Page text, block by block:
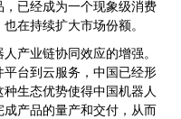
已经成为一个现象级消费
在持续扩大市场份额。
产业链协同效应的增强。
台到云服务，中国已经形
生态优势使得中国机器人
产品的量产和交付，从而